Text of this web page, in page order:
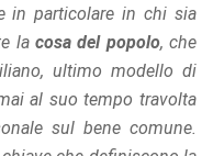
in particolare in chi sia
la cosa del popolo, che
ultimo modello di
al suo tempo travolta
sul bene comune.